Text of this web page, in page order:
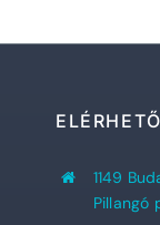
1149
Pillangó